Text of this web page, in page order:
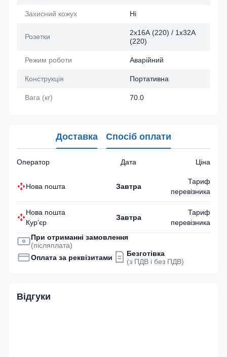
Захисний кожух Ні
Розетки
2х16А (220) / 1х32А
(220)
Режим роботи Аварійний
Конструкція Портативна
Вага (кг) 70.0
Доставка Спосіб оплати
Оператор Дата Ціна
Нова пошта Завтра
Тариф
перевізника
Нова пошта
Кур’єр
Завтра
Тариф
перевізника
При отриманні замовлення
(післяплата)
Оплата за реквізитами
Безготівка
(з ПДВ і без ПДВ)
Відгуки